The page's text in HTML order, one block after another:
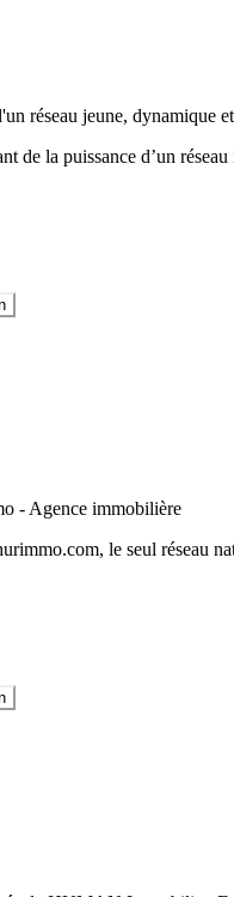
réseau jeune, dynamique
de la puissance d’un
- Agence immobilière
le seul réseau